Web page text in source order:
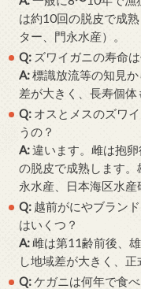
は約10回の脱皮で成
ター、門永水産）。
Q: ズワイガニの寿命
A:標識放流等の知見
差が大きく、長寿個体
Q: オスとメスのズワ
うの？
A:違います。雌は抱
の脱皮で成熟します
永水産、日本海区水産
Q: 越前がにやブラン
はいくつ？
A: 雌は第11齢前後、
し地域差が大きく、正
Q:ケガニは何年で食